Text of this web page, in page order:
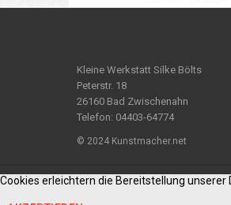
Kleine Werkstatt Silke Bölts
Peterstr. 18
26160 Bad Zwischenahn
Telefon: 04403-64774
© 2024 Kunstmacher.net
Cookies erleichtern die Bereitstellung unserer